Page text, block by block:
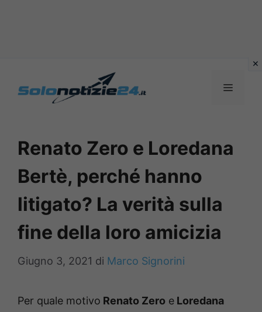
MENU
Renato Zero e Loredana
Bertè, perché hanno
litigato? La verità sulla
fine della loro amicizia
Giugno 3, 2021 di Marco Signorini
Per quale motivo Renato Zero e Loredana